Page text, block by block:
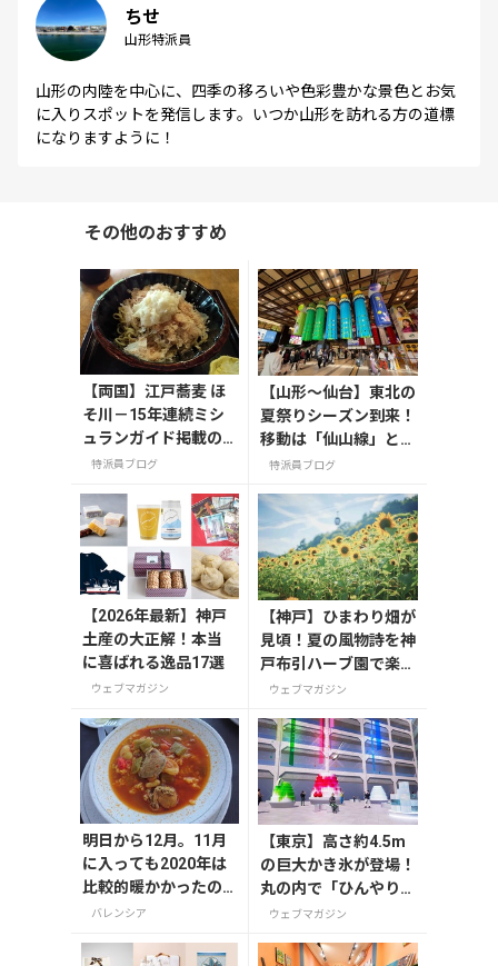
ちせ
山形特派員
山形の内陸を中心に、四季の移ろいや色彩豊かな景色とお気
に入りスポットを発信します。いつか山形を訪れる方の道標
になりますように！
その他のおすすめ
【両国】江戸蕎麦 ほ
そ川－15年連続ミシ
ュランガイド掲載の
名店
特派員ブログ
【山形〜仙台】東北の
夏祭りシーズン到来！
移動は「仙山線」と
「高速バス」どっちが
特派員ブログ
【2026年最新】神戸
土産の大正解！本当
に喜ばれる逸品17選
ウェブマガジン
【神戸】ひまわり畑が
見頃！夏の風物詩を神
戸布引ハーブ園で楽し
もう
ウェブマガジン
明日から12月。11月
に入っても2020年は
比較的暖かかったの
ですが、さすがに寒
バレンシア
【東京】高さ約4.5m
の巨大かき氷が登場！
丸の内で「ひんやりＫ
ＩＴＴＥ」が8月7日
ウェブマガジン